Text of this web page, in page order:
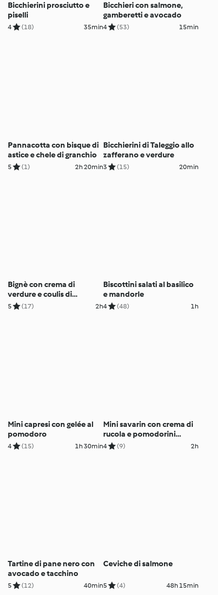
Bicchierini prosciutto e
piselli
4 (18) 35min
Bicchieri con salmone,
gamberetti e avocado
4 (53) 15min
Pannacotta con bisque di
astice e chele di granchio
5 (1) 2h 20min
Bicchierini di Taleggio allo
zafferano e verdure
3 (15) 20min
Bignè con crema di
verdure e coulis di
peperoni
5 (17) 2h
Biscottini salati al basilico
e mandorle
4 (48) 1h
Mini capresi con gelée al
pomodoro
4 (15) 1h 30min
Mini savarin con crema di
rucola e pomodorini
confit
4 (9) 2h
Tartine di pane nero con
avocado e tacchino
5 (12) 40min
Ceviche di salmone
5 (4) 48h 15min